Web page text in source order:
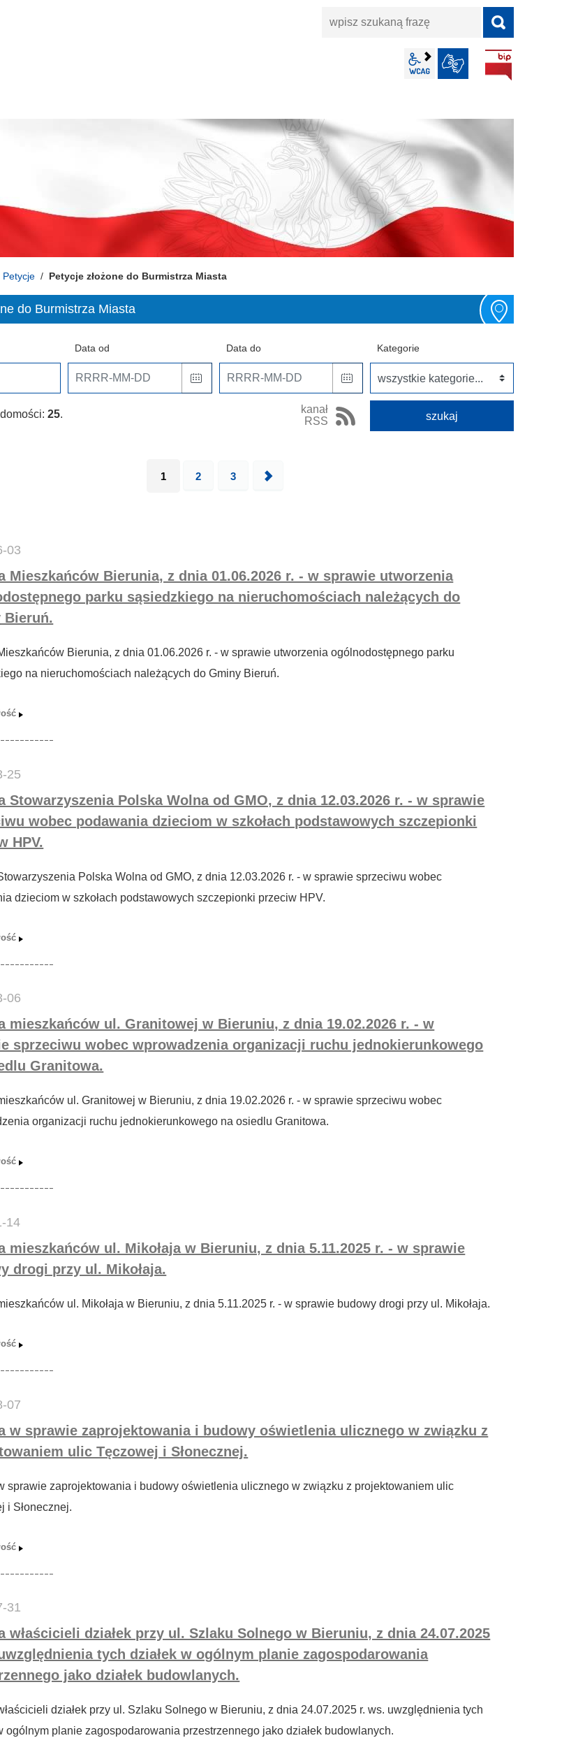
wpisz
wcag2.1
Petycje Petycje złożone do Burmistrza Miasta
do Burmistrza Miasta
Data od Data do Kategorie
25.
kanał
RSS
1 2 3
03
Mieszkańców Bierunia, z dnia 01.06.2026 r. - w sprawie utworzenia
parku sąsiedzkiego na nieruchomościach należących do
Bieruń.
Bierunia, z dnia 01.06.2026 r. - w sprawie utworzenia ogólnodostępnego parku
na nieruchomościach należących do Gminy Bieruń.
25
Stowarzyszenia Polska Wolna od GMO, z dnia 12.03.2026 r. - w sprawie
wobec podawania dzieciom w szkołach podstawowych szczepionki
HPV.
Polska Wolna od GMO, z dnia 12.03.2026 r. - w sprawie sprzeciwu wobec
dzieciom w szkołach podstawowych szczepionki przeciw HPV.
06
mieszkańców ul. Granitowej w Bieruniu, z dnia 19.02.2026 r. - w
sprzeciwu wobec wprowadzenia organizacji ruchu jednokierunkowego
Granitowa.
ul. Granitowej w Bieruniu, z dnia 19.02.2026 r. - w sprawie sprzeciwu wobec
organizacji ruchu jednokierunkowego na osiedlu Granitowa.
14
mieszkańców ul. Mikołaja w Bieruniu, z dnia 5.11.2025 r. - w sprawie
drogi przy ul. Mikołaja.
ul. Mikołaja w Bieruniu, z dnia 5.11.2025 r. - w sprawie budowy drogi przy ul. Mikołaja.
07
w sprawie zaprojektowania i budowy oświetlenia ulicznego w związku z
ulic Tęczowej i Słonecznej.
sprawie zaprojektowania i budowy oświetlenia ulicznego w związku z projektowaniem ulic
i Słonecznej.
31
właścicieli działek przy ul. Szlaku Solnego w Bieruniu, z dnia 24.07.2025
tych działek w ogólnym planie zagospodarowania
jako działek budowlanych.
działek przy ul. Szlaku Solnego w Bieruniu, z dnia 24.07.2025 r. ws. uwzględnienia tych
ogólnym planie zagospodarowania przestrzennego jako działek budowlanych.